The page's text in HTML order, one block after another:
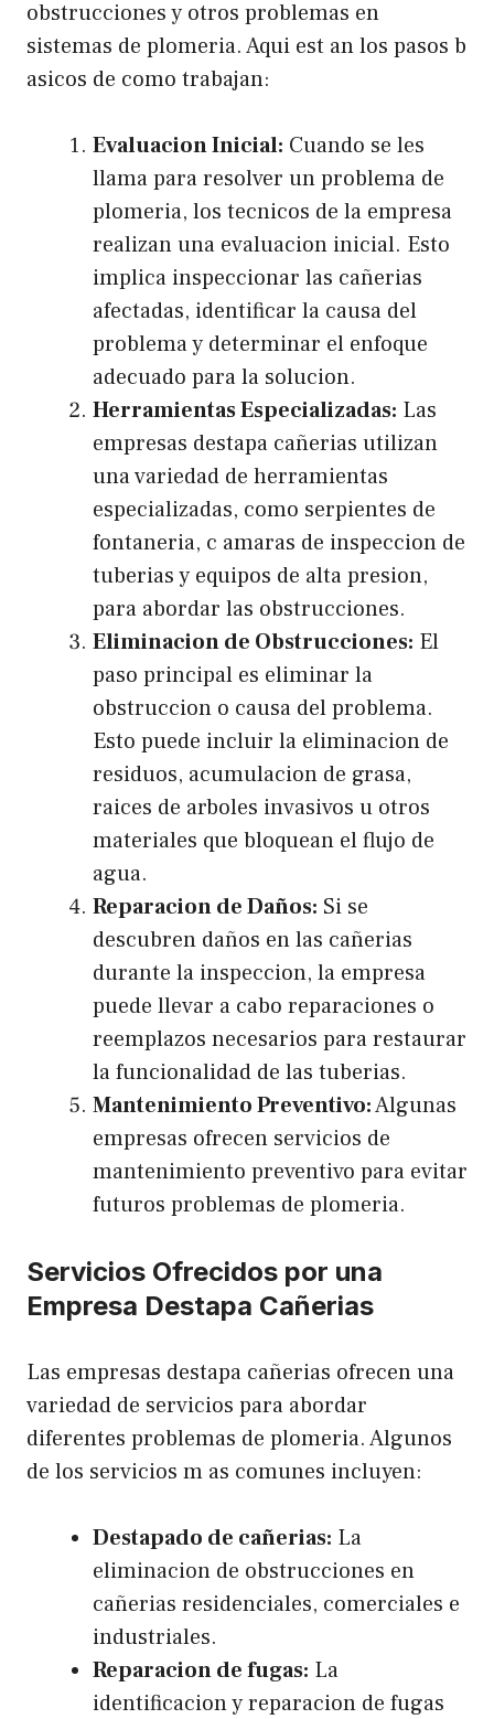
obstrucciones y otros problemas en
sistemas de plomeria. Aqui est an los pasos b
asicos de como trabajan:
Evaluacion Inicial: Cuando se les
llama para resolver un problema de
plomeria, los tecnicos de la empresa
realizan una evaluacion inicial. Esto
implica inspeccionar las cañerias
afectadas, identificar la causa del
problema y determinar el enfoque
adecuado para la solucion.
Herramientas Especializadas: Las
empresas destapa cañerias utilizan
una variedad de herramientas
especializadas, como serpientes de
fontaneria, c amaras de inspeccion de
tuberias y equipos de alta presion,
para abordar las obstrucciones.
Eliminacion de Obstrucciones: El
paso principal es eliminar la
obstruccion o causa del problema.
Esto puede incluir la eliminacion de
residuos, acumulacion de grasa,
raices de arboles invasivos u otros
materiales que bloquean el flujo de
agua.
Reparacion de Daños: Si se
descubren daños en las cañerias
durante la inspeccion, la empresa
puede llevar a cabo reparaciones o
reemplazos necesarios para restaurar
la funcionalidad de las tuberias.
Mantenimiento Preventivo:Algunas
empresas ofrecen servicios de
mantenimiento preventivo para evitar
futuros problemas de plomeria.
Servicios Ofrecidos por una
Empresa Destapa Cañerias
Las empresas destapa cañerias ofrecen una
variedad de servicios para abordar
diferentes problemas de plomeria. Algunos
de los servicios m as comunes incluyen:
Destapado de cañerias: La
eliminacion de obstrucciones en
cañerias residenciales, comerciales e
industriales.
Reparacion de fugas: La
identificacion y reparacion de fugas